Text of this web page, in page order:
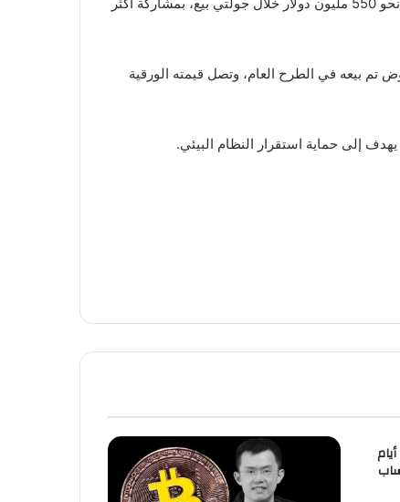
وبحسب بيانات Token Unlocks، فإن حوالي 75% من إجمالي المعروض لا يزال مقفلاً. كما أشارت البيانات إلى أن المشروع جمع نحو 550 مليون دولار خلال جولتي بيع، بمشاركة أكثر
المستثمرين الأوائل لجعل التوكن قابلاً للتداول. وتشير التقديرات إلى أن 20% من المعروض تم بيعه في الطرح العام، وتصل قيمته الورقية
بلغ معدل العائد السنوي لـ TIA خلال 7 أيام